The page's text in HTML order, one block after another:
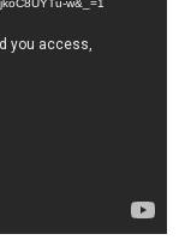
w&_=1